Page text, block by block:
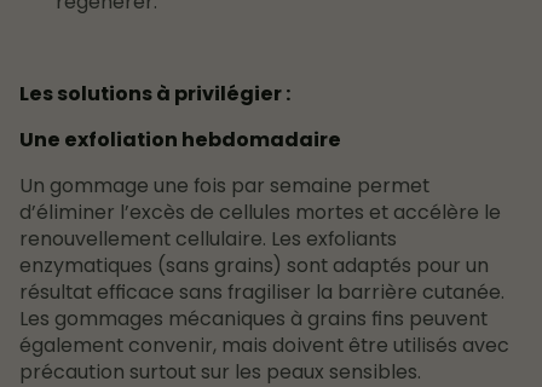
Les solutions à privilégier :
Une exfoliation hebdomadaire
Un gommage une fois par semaine permet
d’éliminer l’excès de cellules mortes et accélère le
renouvellement cellulaire. Les exfoliants
enzymatiques (sans grains) sont adaptés pour un
résultat efficace sans fragiliser la barrière cutanée.
Les gommages mécaniques à grains fins peuvent
également convenir, mais doivent être utilisés avec
précaution surtout sur les peaux sensibles.